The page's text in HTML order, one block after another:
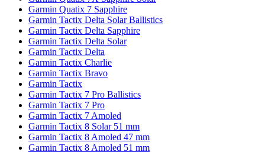
Garmin Quatix 7 Sapphire
Garmin Tactix Delta Solar Ballistics
Garmin Tactix Delta Sapphire
Garmin Tactix Delta Solar
Garmin Tactix Delta
Garmin Tactix Charlie
Garmin Tactix Bravo
Garmin Tactix
Garmin Tactix 7 Pro Ballistics
Garmin Tactix 7 Pro
Garmin Tactix 7 Amoled
Garmin Tactix 8 Solar 51 mm
Garmin Tactix 8 Amoled 47 mm
Garmin Tactix 8 Amoled 51 mm